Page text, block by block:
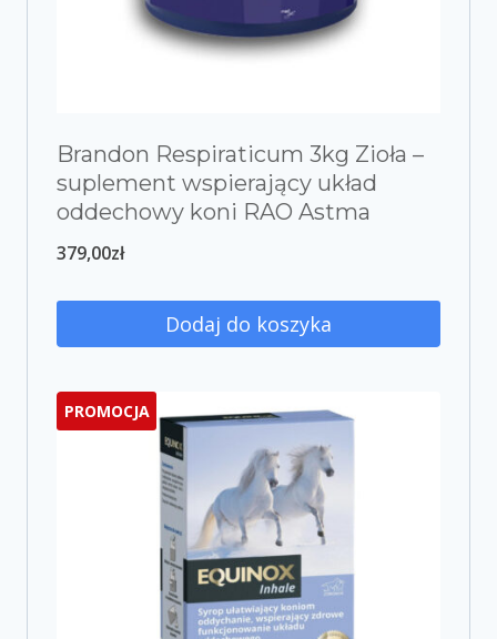
Brandon Respiraticum 3kg Zioła –
suplement wspierający układ
oddechowy koni RAO Astma
379,00zł
Dodaj do koszyka
PROMOCJA